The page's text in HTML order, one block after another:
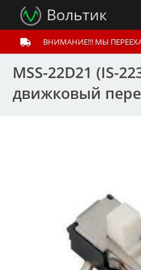
Вольтик
ВНИМАНИЕ!!! МЫ
MSS-22D21 (IS-
движковый